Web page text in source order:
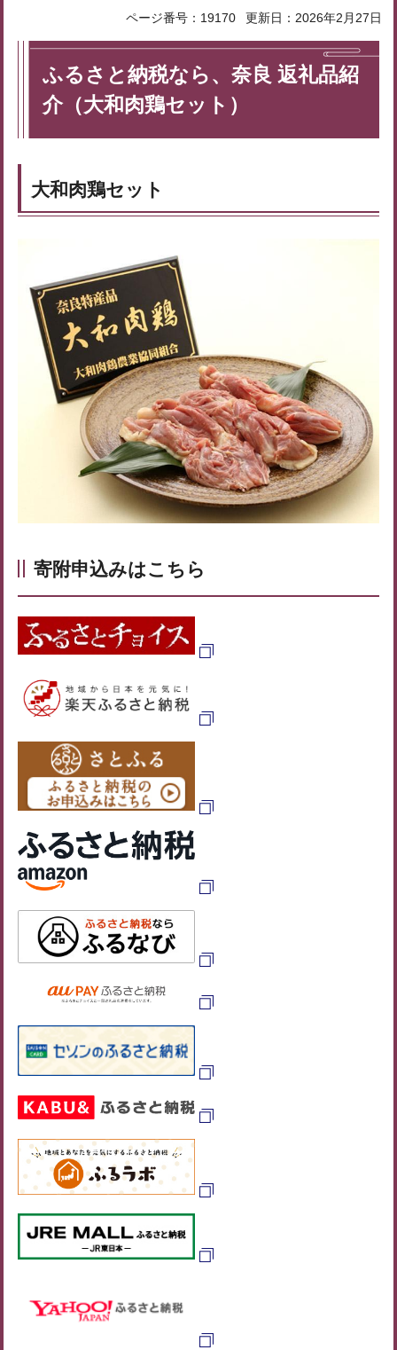
ページ番号：19170 更新日：2026年2月27日
ふるさと納税なら、奈良 返礼品紹
介（大和肉鶏セット）
大和肉鶏セット
寄附申込みはこちら